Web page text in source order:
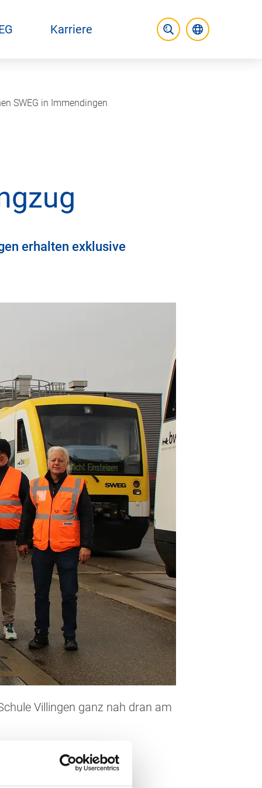
Karriere
Aktuelle
Suche öffnen
SWEG in Immendingen
erhalten exklusive
Villingen ganz nah dran am